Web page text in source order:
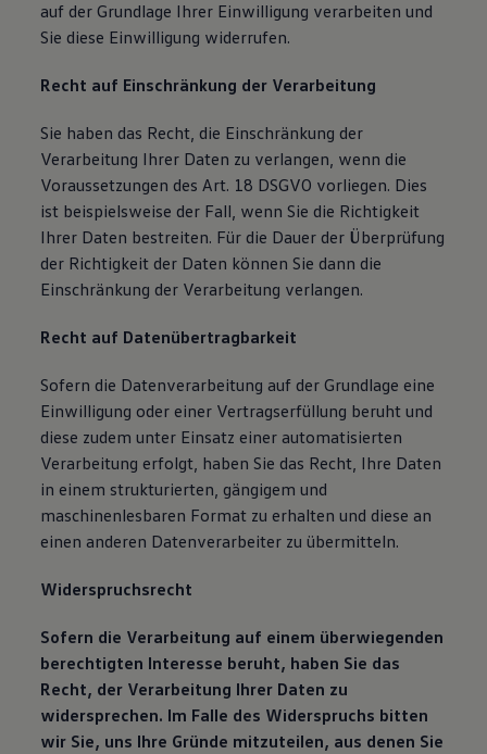
auf der Grundlage Ihrer Einwilligung verarbeiten und
Sie diese Einwilligung widerrufen.
Recht auf Einschränkung der Verarbeitung
Sie haben das Recht, die Einschränkung der
Verarbeitung Ihrer Daten zu verlangen, wenn die
Voraussetzungen des Art. 18 DSGVO vorliegen. Dies
ist beispielsweise der Fall, wenn Sie die Richtigkeit
Ihrer Daten bestreiten. Für die Dauer der Überprüfung
der Richtigkeit der Daten können Sie dann die
Einschränkung der Verarbeitung verlangen.
Recht auf Datenübertragbarkeit
Sofern die Datenverarbeitung auf der Grundlage eine
Einwilligung oder einer Vertragserfüllung beruht und
diese zudem unter Einsatz einer automatisierten
Verarbeitung erfolgt, haben Sie das Recht, Ihre Daten
in einem strukturierten, gängigem und
maschinenlesbaren Format zu erhalten und diese an
einen anderen Datenverarbeiter zu übermitteln.
Widerspruchsrecht
Sofern die Verarbeitung auf einem überwiegenden
berechtigten Interesse beruht, haben Sie das
Recht, der Verarbeitung Ihrer Daten zu
widersprechen. Im Falle des Widerspruchs bitten
wir Sie, uns Ihre Gründe mitzuteilen, aus denen Sie